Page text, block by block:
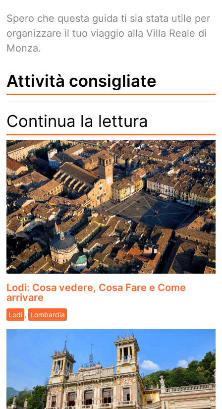
Spero che questa guida ti sia stata utile per
organizzare il tuo viaggio alla Villa Reale di
Monza.
Attività consigliate
Continua la lettura
Lodi: Cosa vedere, Cosa Fare e Come
arrivare
Lodi , Lombardia